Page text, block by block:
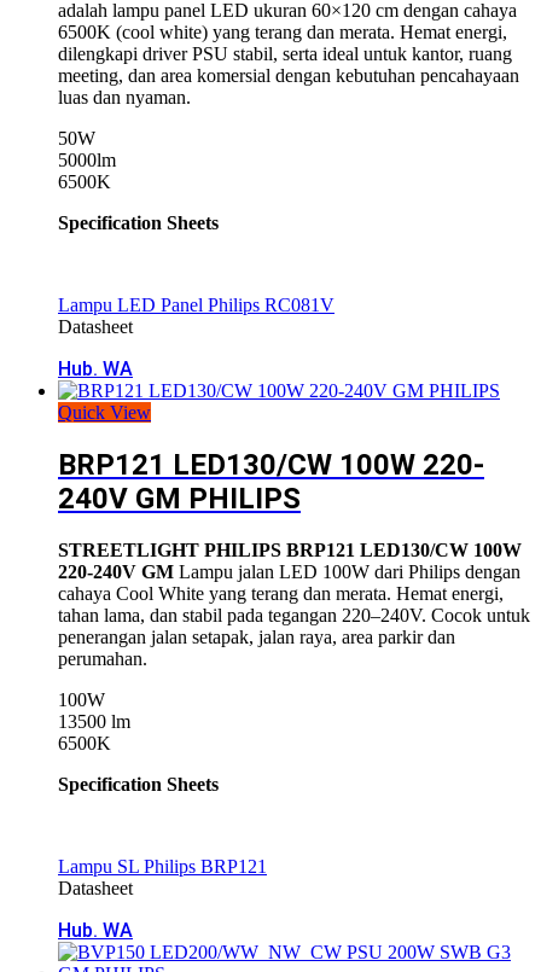
adalah lampu panel LED ukuran 60×120 cm dengan cahaya
6500K (cool white) yang terang dan merata. Hemat energi,
dilengkapi driver PSU stabil, serta ideal untuk kantor, ruang
meeting, dan area komersial dengan kebutuhan pencahayaan
luas dan nyaman.
50W
5000lm
6500K
Specification Sheets
Lampu LED Panel Philips RC081V
Datasheet
Hub. WA
Quick View
BRP121 LED130/CW 100W 220-
240V GM PHILIPS
STREETLIGHT PHILIPS BRP121 LED130/CW 100W
220-240V GM Lampu jalan LED 100W dari Philips dengan
cahaya Cool White yang terang dan merata. Hemat energi,
tahan lama, dan stabil pada tegangan 220–240V. Cocok untuk
penerangan jalan setapak, jalan raya, area parkir dan
perumahan.
100W
13500 lm
6500K
Specification Sheets
Lampu SL Philips BRP121
Datasheet
Hub. WA